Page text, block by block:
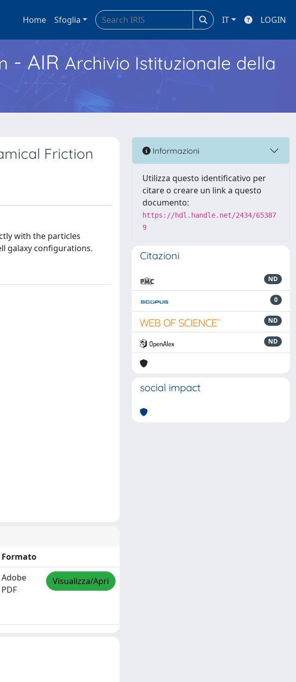
Home Sfoglia IT LOGIN
- AIR Archivio Istituzionale della
Friction
with the particles
galaxy configurations.
Formato
Adobe
PDF
Visualizza/Apri
Informazioni
Utilizza questo identificativo per
citare o creare un link a questo
documento:
https://hdl.handle.net/2434/65387
9
Citazioni
ND
0
ND
ND
social impact